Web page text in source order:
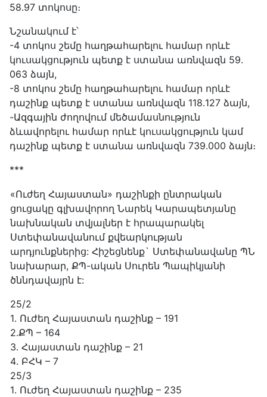
58․97 տոկոսը։
Նշանակում է՝
-4 տոկոս շեմը հաղթահարելու համար որևէ
կուսակցություն պետք է ստանա առնվազն 59․
063 ձայն,
-8 տոկոս շեմը հաղթահարելու համար որևէ
դաշինք պետք է ստանա առնվազն 118․127 ձայն,
-Ազգային ժողովում մեծամասնություն
ձևավորելու համար որևէ կուսակցություն կամ
դաշինք պետք է ստանա առնվազն 739․000 ձայն։
***
«Ուժեղ Հայաստան» դաշինքի ընտրական
ցուցակը գլխավորող Նարեկ Կարապետյանը
նախնական տվյալներ է հրապարակել
Ստեփանավանում քվեարկության
արդյունքներից: Հիշեցնենք` Ստեփանավանը ՊՆ
նախարար, ՔՊ-ական Սուրեն Պապիկյանի
ծննդավայրն է:
25/2
1․ Ուժեղ Հայաստան դաշինք – 191
2․ՔՊ – 164
3․ Հայաստան դաշինք – 21
4․ ԲՀԿ – 7
25/3
1․ Ուժեղ Հայաստան դաշինք – 235